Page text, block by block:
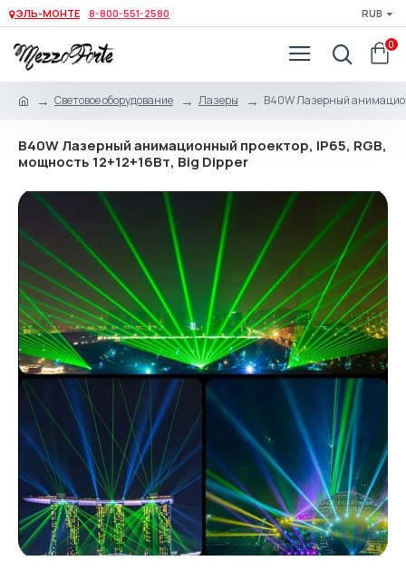
ЭЛЬ-МОНТЕ 8-800-551-2580 RUB
0
Световое оборудование Лазеры B40W Лазерный
B40W Лазерный анимационный проектор, IP65, RGB,
мощность 12+12+16Вт, Big Dipper